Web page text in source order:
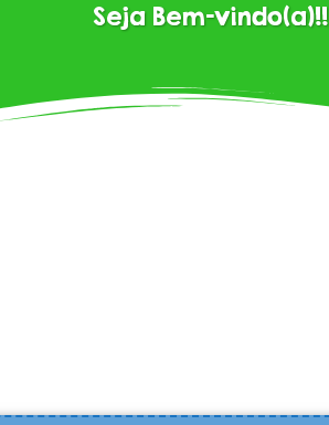
Seja Bem-vindo(a)!!